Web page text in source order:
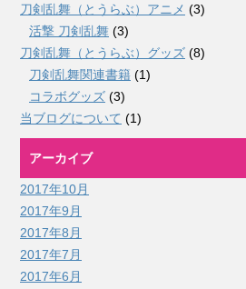
刀剣乱舞（とうらぶ）アニメ (3)
活撃 刀剣乱舞 (3)
刀剣乱舞（とうらぶ）グッズ (8)
刀剣乱舞関連書籍 (1)
コラボグッズ (3)
当ブログについて (1)
アーカイブ
2017年10月
2017年9月
2017年8月
2017年7月
2017年6月